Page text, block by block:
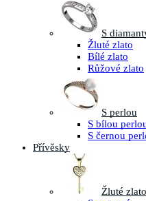
S
Žluté zlato
Bílé zlato
Růžové zlato
S perlou
S bílou
S černou
Přívěsky
Žluté zlato